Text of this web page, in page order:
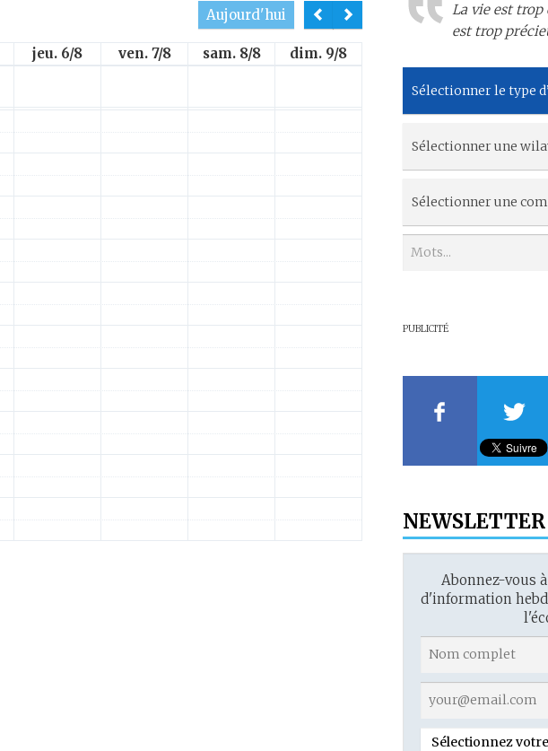
Aujourd'hui
jeu. 6/8 ven. 7/8 sam. 8/8
dim. 9/8
La vie est
est trop
Sélectionner le type
Sélectionner une
Sélectionner une
PUBLICITÉ
NEWSLETTER
Abonnez-vous
d'information
Sélectionnez